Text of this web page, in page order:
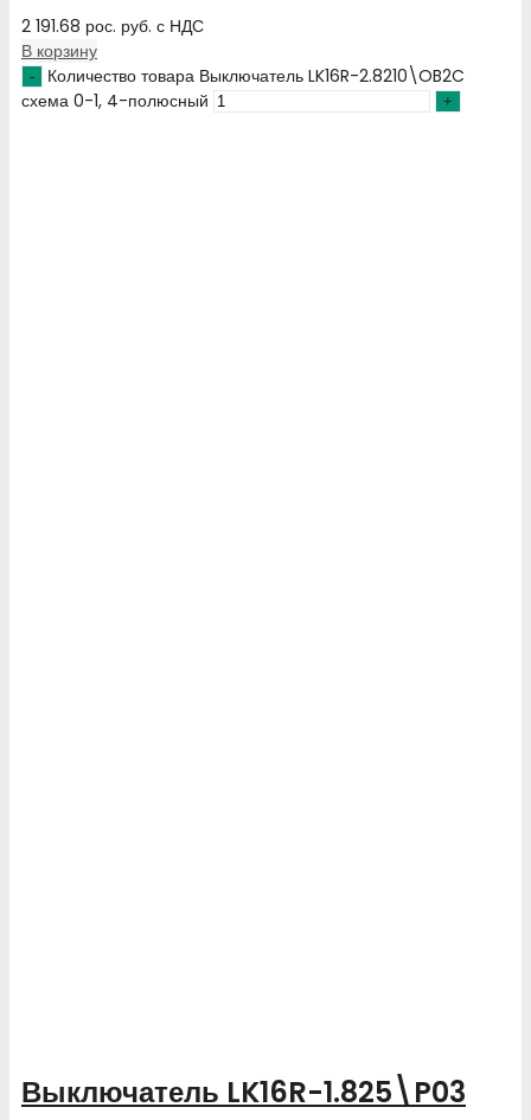
2 191.68 рос. руб. с НДС
В корзину
Количество товара Выключатель LK16R-2.8210\OB2C
схема 0-1, 4-полюсный
Выключатель LK16R-1.825\P03